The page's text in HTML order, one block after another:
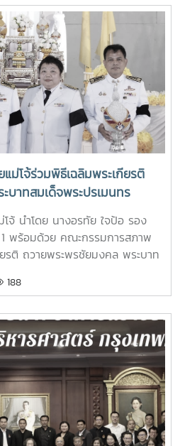
ม่โจ้ร่วมพิธีเฉลิมพระเกียรติ
าทสมเด็จพระปรเมนทร
าลงกรณ พระวชิรเกล้าเจ้าอยู่
ลเฉลิมพระชนมพรรษา 28
จ้ นำโดย นางอรทัย ใจป้อ รอง
พร้อมด้วย คณะกรรมการสภาพ
รติ ถวายพระพรชัยมงคล พระบาท
กาสมหามงคลเฉลิมพระชนมพรรษา
จ้ เป็นประธานใน มีพิธีถวายสัตย์
ดีและเป็นพลังของแผ่นดิน พิธีวาง
ระ และพิธีจุดเทียนถวายพระพร
รักภักดีต่อสถาบันพระมหากษัตริย์
น้าส่วนงาน ข้าราชการ บุคลากร ผู้
ษารวมถึงหน่วยงานปกครองส่วน
แผ่พืชน์มหาวิทยาลัยแม่โจ้
188